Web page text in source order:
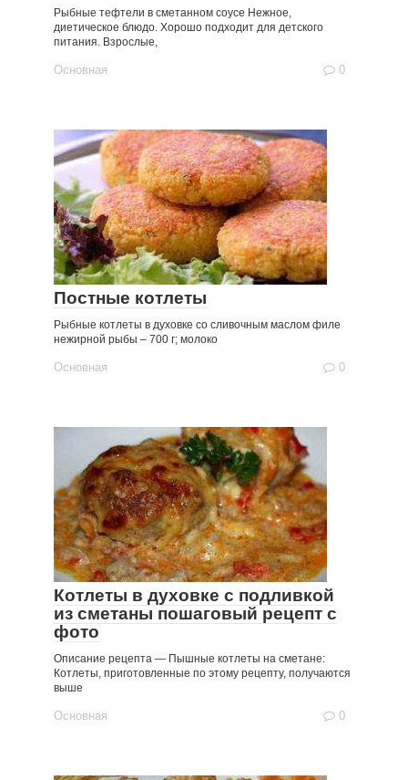
Рыбные тефтели в сметанном соусе Нежное,
диетическое блюдо. Хорошо подходит для детского
питания. Взрослые,
Основная 0
Постные котлеты
Рыбные котлеты в духовке со сливочным маслом филе
нежирной рыбы – 700 г; молоко
Основная 0
Котлеты в духовке с подливкой
из сметаны пошаговый рецепт с
фото
Описание рецепта — Пышные котлеты на сметане:
Котлеты, приготовленные по этому рецепту, получаются
выше
Основная 0